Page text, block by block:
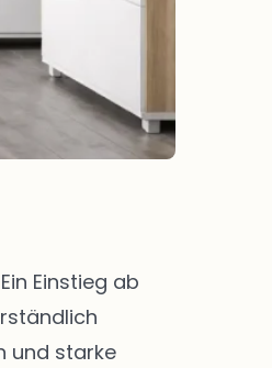
Einstieg ab
und starke